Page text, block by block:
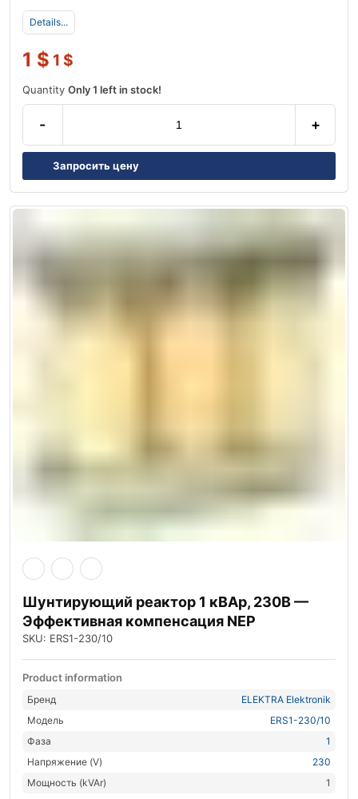
Details...
1 $ 1 $
Quantity Only 1 left in stock!
- +
Запросить цену
Шунтирующий реактор 1 кВАр, 230В —
Эффективная компенсация NEP
SKU: ERS1-230/10
Product information
Бренд
ELEKTRA Elektronik
Модель
ERS1-230/10
Фаза
1
Напряжение (V)
230
Мощность (kVAr)
1